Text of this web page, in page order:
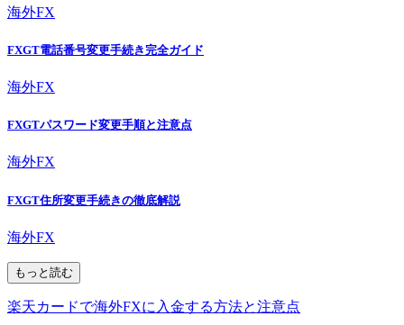
海外FX
FXGT電話番号変更手続き完全ガイド
海外FX
FXGTパスワード変更手順と注意点
海外FX
FXGT住所変更手続きの徹底解説
海外FX
もっと読む
楽天カードで海外FXに入金する方法と注意点